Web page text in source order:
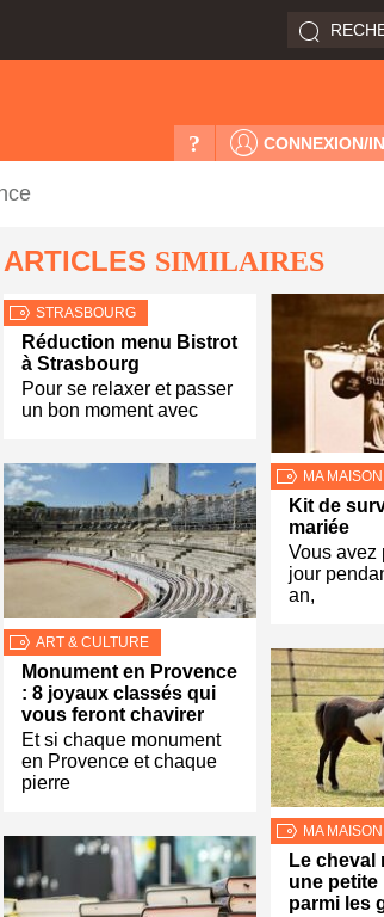
CONNEXION/
?
ARTICLES SIMILAIRES
STRASBOURG
Réduction menu Bistrot
à Strasbourg
Pour se relaxer et passer
un bon moment avec
ART & CULTURE
Monument en Provence
: 8 joyaux classés qui
vous feront chavirer
Et si chaque monument
en Provence et chaque
pierre
MA MAISON
Kit de
mariée
Vous avez
jour
an,
MA MAISON
Le cheval
une
parmi les